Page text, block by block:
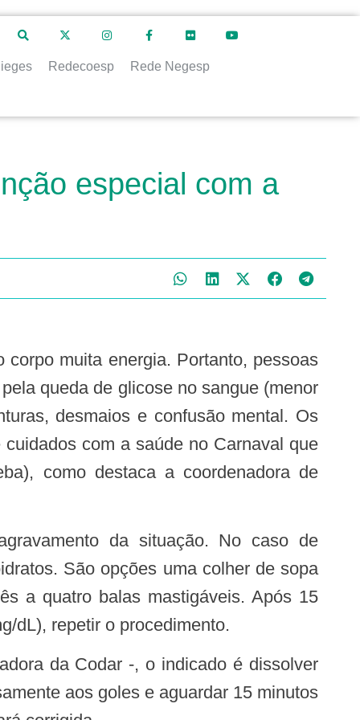
Redecoesp Rede Negesp
especial com a
queda de glicose no sangue (menor
desmaios e confusão mental. Os
com a saúde no Carnaval que
como destaca a coordenadora de
São opções uma colher de sopa
a quatro balas mastigáveis. Após 15
dL), repetir o procedimento.
aos goles e aguardar 15 minutos